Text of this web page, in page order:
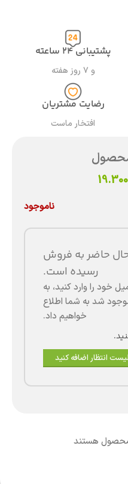
پشتیبانی ۲۴ ساعته
و ۷ روز هفته
رضایت مشتریان
افتخار ماست
ناموجود
حاضر به فروش
رسیده است.
خود را وارد کنید، به
شد به شما اطلاع
خواهیم داد.
انتظار اضافه کنید
هستند